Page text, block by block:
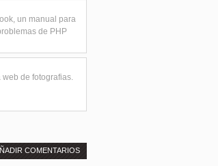
un manual para
de PHP
web de fotografias.
COMENTARIOS